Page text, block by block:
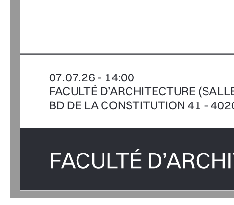
07.07.26 - 14:00
FACULTÉ D’ARCHITECTURE
BD DE LA CONSTITUTION 41 -